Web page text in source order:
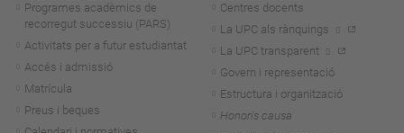
Programes acadèmics de
recorregut successiu (PARS)
Activitats per a futur estudiantat
Accés i admissió
Matrícula
Preus i beques
Centres docents
La UPC als rànquings
La UPC transparent
Govern i representació
Estructura i organització
Honoris causa